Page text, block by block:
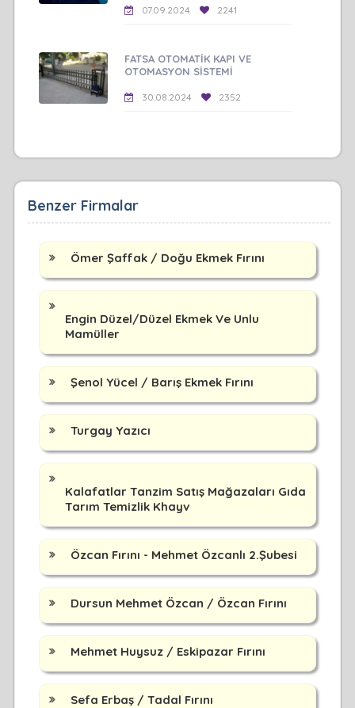
07.09.2024 2241
FATSA OTOMATİK KAPI VE
OTOMASYON SİSTEMİ
30.08.2024 2352
Benzer Firmalar
Ömer Şaffak / Doğu Ekmek Fırını
Engin Düzel/Düzel Ekmek Ve Unlu
Mamüller
Şenol Yücel / Barış Ekmek Fırını
Turgay Yazıcı
Kalafatlar Tanzim Satış Mağazaları Gıda
Tarım Temizlik Khayv
Özcan Fırını - Mehmet Özcanlı 2.Şubesi
Dursun Mehmet Özcan / Özcan Fırını
Mehmet Huysuz / Eskipazar Fırını
Sefa Erbaş / Tadal Fırını